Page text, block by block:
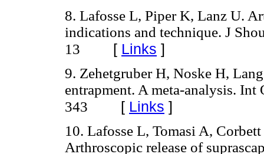
8. Lafosse L, Piper K, Lanz U.
indications and technique. J
13 [ Links ]
9. Zehetgruber H, Noske H,
entrapment. A meta-analysis.
343 [ Links ]
10. Lafosse L, Tomasi A,
Arthroscopic release of